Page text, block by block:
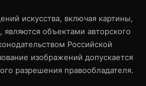
искусства, включая картины,
объектами авторского
Российской
изображений допускается
разрешения правообладателя.